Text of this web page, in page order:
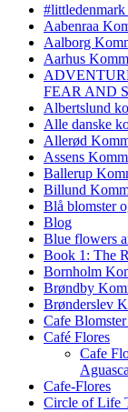
#littledenmark
Aabenraa
Aalborg
Aarhus
FEAR AND
Albertslund
Alle danske
Allerød
Assens
Ballerup
Billund
Blå blomster
Blog
Blue flowers
Book 1: The
Bornholm
Brøndby
Brønderslev
Cafe
Café Flores
Cafe
Cafe-Flores
Circle of Life